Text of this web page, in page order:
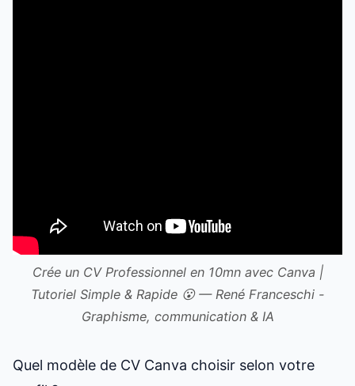
Crée un CV Professionnel en 10mn avec Canva |
Tutoriel Simple & Rapide 😮 — René Franceschi -
Graphisme, communication & IA
Quel modèle de CV Canva choisir selon votre